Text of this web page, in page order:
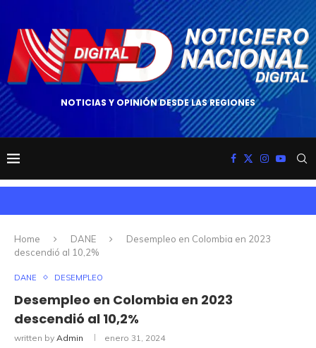
NOTICIAS Y OPINIÓN DESDE LAS REGIONES
Home DANE
Desempleo en Colombia en 2023
descendió al 10,2%
DANE DESEMPLEO
Desempleo en Colombia en 2023
descendió al 10,2%
written by Admin enero 31, 2024